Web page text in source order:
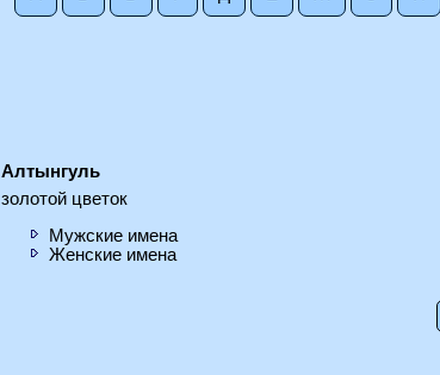
Алтынгуль
золотой цветок
Мужские имена
Женские имена